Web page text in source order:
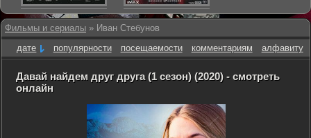
Фильмы и сериалы » Иван Стебунов
дате
популярности посещаемости комментариям алфавиту
Давай найдем друг друга (1 сезон) (2020) - смотреть
онлайн